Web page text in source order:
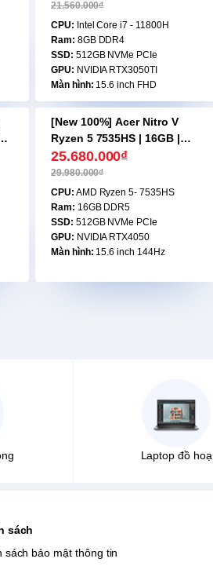
15.6 inch FHD
21.560.000₫
CPU: Intel Core i7 - 11800H
Ram: 8GB DDR4
SSD: 512GB NVMe PCIe
GPU: NVIDIA RTX3050TI
Màn hình: 15.6 inch FHD
-15%
[New 100%] Acer Nitro V
Ryzen 5 7535HS | 16GB |
512GB | 15.6 FHD 144hz |
RTX 4050 6GB
25.680.000₫
29.980.000₫
CPU: AMD Ryzen 5- 7535HS
Ram: 16GB DDR5
SSD: 512GB NVMe PCIe
GPU: NVIDIA RTX4050
Màn hình: 15.6 inch 144Hz
Laptop đồ hoạ
sách
sách bảo mật thông tin